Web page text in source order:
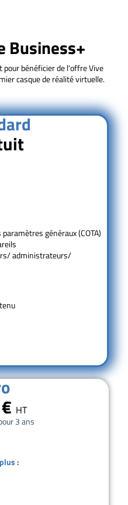
Business+
bénéficier de l'offre Vive
casque de réalité virtuelle.
généraux (COTA)
administrateurs/
HT
3 ans
: